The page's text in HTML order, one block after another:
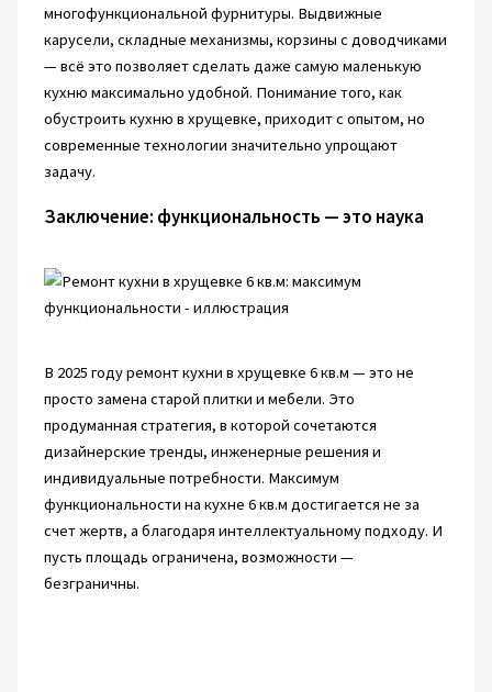
многофункциональной фурнитуры. Выдвижные
карусели, складные механизмы, корзины с доводчиками
— всё это позволяет сделать даже самую маленькую
кухню максимально удобной. Понимание того, как
обустроить кухню в хрущевке, приходит с опытом, но
современные технологии значительно упрощают
задачу.
Заключение: функциональность — это наука
В 2025 году ремонт кухни в хрущевке 6 кв.м — это не
просто замена старой плитки и мебели. Это
продуманная стратегия, в которой сочетаются
дизайнерские тренды, инженерные решения и
индивидуальные потребности. Максимум
функциональности на кухне 6 кв.м достигается не за
счет жертв, а благодаря интеллектуальному подходу. И
пусть площадь ограничена, возможности —
безграничны.